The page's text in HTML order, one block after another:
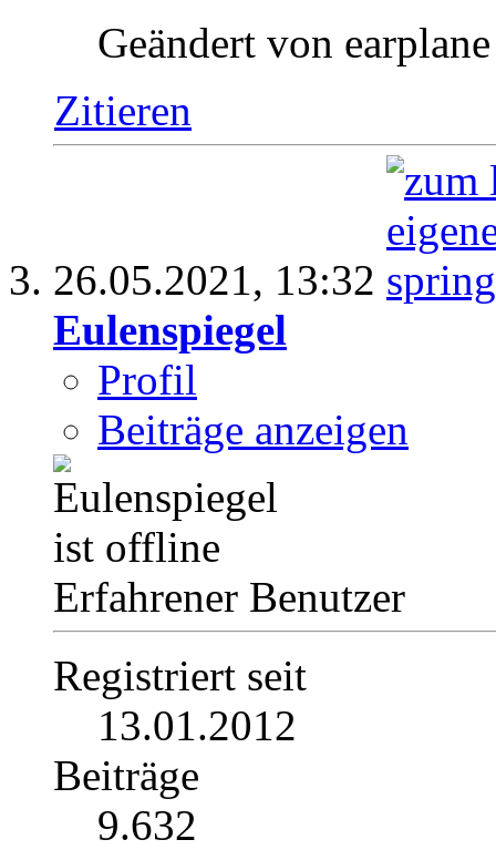
Geändert von
Zitieren
26.05.2021, 13:32
Eulenspiegel
Profil
Beiträge anzeigen
Erfahrener Benutzer
Registriert seit
13.01.2012
Beiträge
9.632